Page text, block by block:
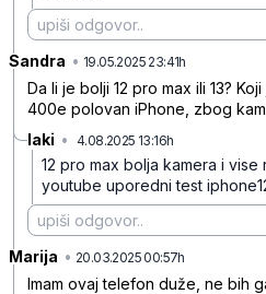
Sandra • 19.05.2025 23:41h
Da li je bolji 12 pro max ili 13?
400e polovan iPhone, zbog
laki • 4.08.2025 13:16h
12 pro max bolja kamera i vise
youtube uporedni test
Marija • 20.03.2025 00:57h
Imam ovaj telefon duže, ne bih